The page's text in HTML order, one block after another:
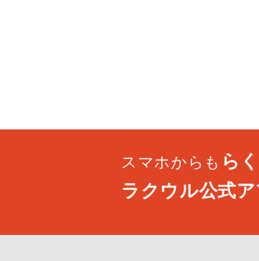
スマホからも ら
ラクウル公式ア